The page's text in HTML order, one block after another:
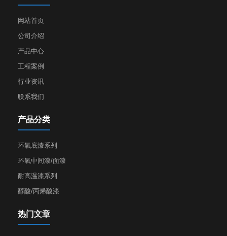
网站首页
公司介绍
产品中心
工程案例
行业资讯
联系我们
产品分类
环氧底漆系列
环氧中间漆/面漆
耐高温漆系列
醇酸/丙烯酸漆
热门文章